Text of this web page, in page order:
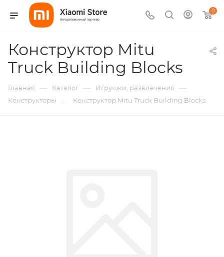
0
Конструктор Mitu
Truck Building Blocks
Главная — Каталог — Игрушки, развлечения —
Конструкторы — Конструктор Mitu Truck Building Blocks